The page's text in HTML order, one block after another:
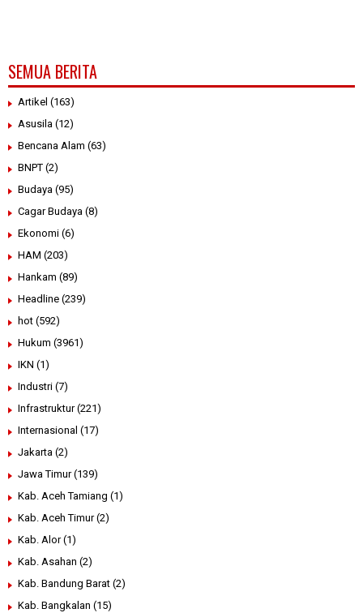
SEMUA BERITA
Artikel (163)
Asusila (12)
Bencana Alam (63)
BNPT (2)
Budaya (95)
Cagar Budaya (8)
Ekonomi (6)
HAM (203)
Hankam (89)
Headline (239)
hot (592)
Hukum (3961)
IKN (1)
Industri (7)
Infrastruktur (221)
Internasional (17)
Jakarta (2)
Jawa Timur (139)
Kab. Aceh Tamiang (1)
Kab. Aceh Timur (2)
Kab. Alor (1)
Kab. Asahan (2)
Kab. Bandung Barat (2)
Kab. Bangkalan (15)